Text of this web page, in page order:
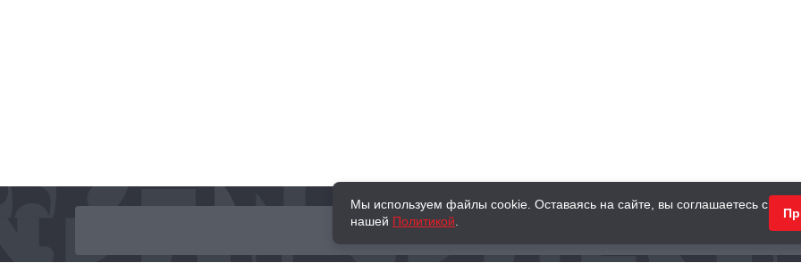
КНИГИ ПОДАРКИ
Мы используем файлы cookie. Оставаясь на сайте, вы соглашаетесь с
нашей Политикой